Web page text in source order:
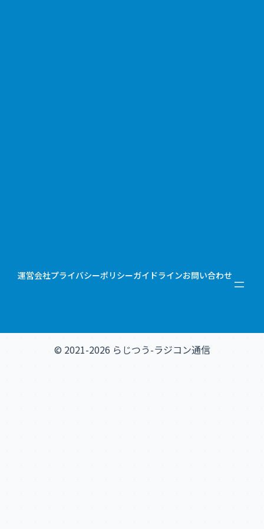
運営会社プライバシーポリシーガイドラインお問い合わせ
© 2021-2026 らじつう-ラジコン通信